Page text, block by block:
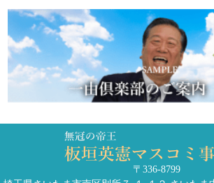
〒336-8799